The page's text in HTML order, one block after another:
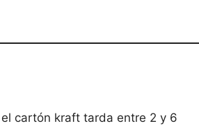
cartón kraft tarda entre 2 y 6